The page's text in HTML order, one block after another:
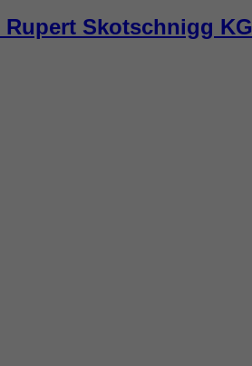
Skotschnigg KG